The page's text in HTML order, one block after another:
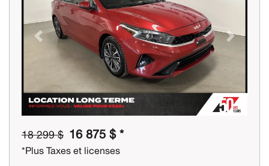
Previous Next
18 299 $ 16 875 $ *
*Plus Taxes et licenses